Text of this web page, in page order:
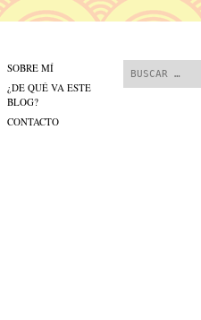
Buscar
SOBRE MÍ
¿DE QUÉ VA ESTE
BLOG?
CONTACTO